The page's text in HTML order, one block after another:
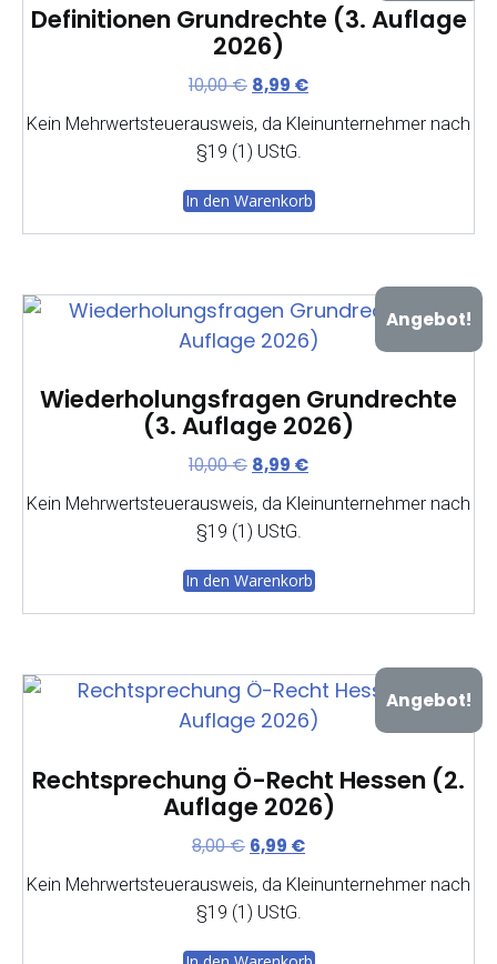
Definitionen Grundrechte (3. Auflage
2026)
10,00€ Ursprünglicher
war:
10,00 €
8,99 €Aktueller
ist:
Kein Mehrwertsteuerausweis, da Kleinunternehmer nach
§19 (1) UStG.
In den Warenkorb
Angebot!
Wiederholungsfragen Grundrechte
(3. Auflage 2026)
10,00€ Ursprünglicher
war:
10,00 €
8,99 €Aktueller
ist:
Kein Mehrwertsteuerausweis, da Kleinunternehmer nach
§19 (1) UStG.
In den Warenkorb
Angebot!
Rechtsprechung Ö-Recht Hessen (2.
Auflage 2026)
8,00€ Ursprünglicher
war:
8,00 €
6,99 €Aktueller
ist:
Kein Mehrwertsteuerausweis, da Kleinunternehmer nach
§19 (1) UStG.